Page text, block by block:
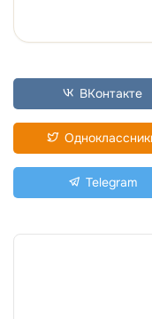
ВКонтакте
Telegram